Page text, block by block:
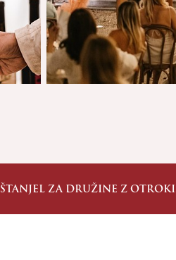
ŠTANJEL ZA DRUŽINE Z OTROKI